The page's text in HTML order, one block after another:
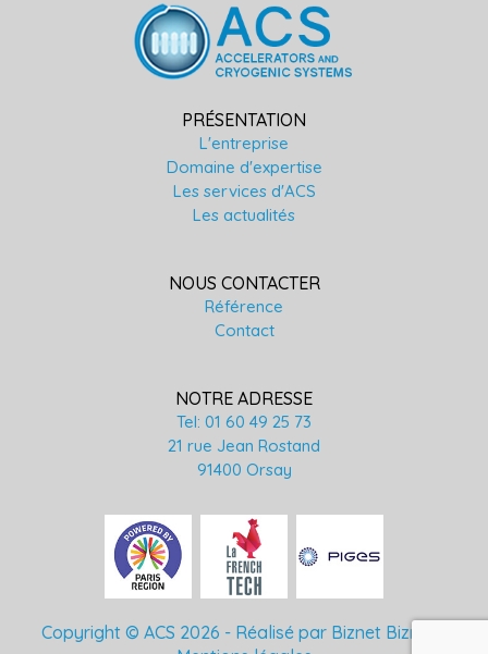
PRÉSENTATION
L'entreprise
Domaine d'expertise
Les services d'ACS
Les actualités
NOUS CONTACTER
Référence
Contact
NOTRE ADRESSE
Tel: 01 60 49 25 73
21 rue Jean Rostand
91400 Orsay
Copyright © ACS 2026 - Réalisé par Biznet Biznet